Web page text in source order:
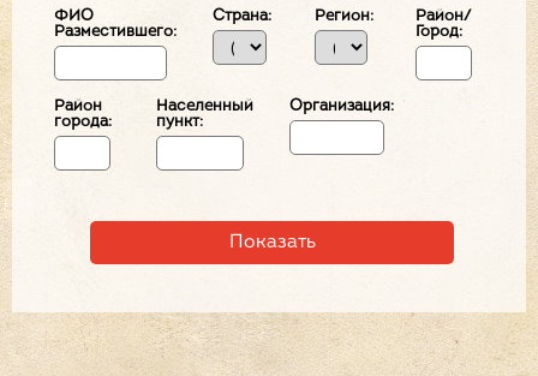
ФИО
Разместившего:
Страна: Регион:
Район/
Город:
Район
города:
Населенный
пункт:
Организация: